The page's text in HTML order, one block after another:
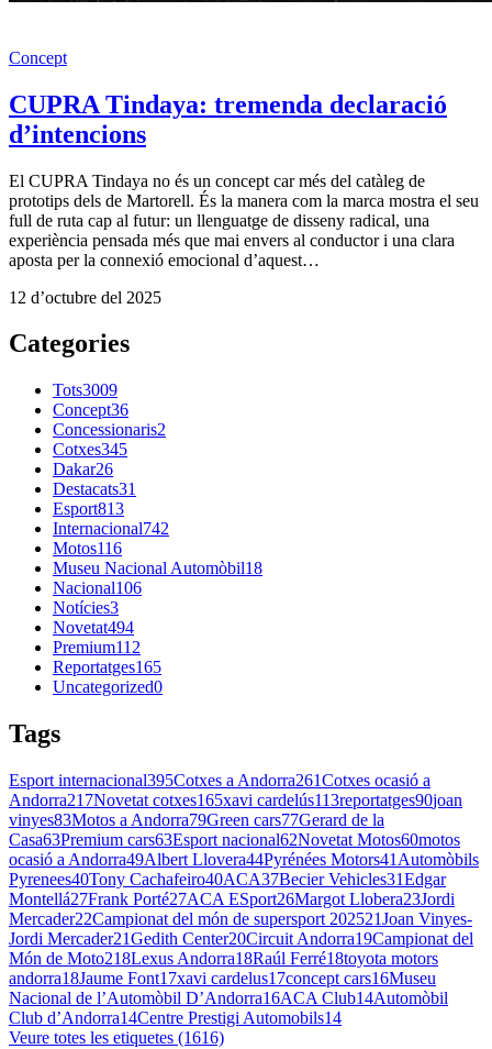
Concept
CUPRA Tindaya: tremenda declaració
d’intencions
El CUPRA Tindaya no és un concept car més del catàleg de
prototips dels de Martorell. És la manera com la marca mostra el seu
full de ruta cap al futur: un llenguatge de disseny radical, una
experiència pensada més que mai envers al conductor i una clara
aposta per la connexió emocional d’aquest…
12 d’octubre del 2025
Categories
Tots3009
Concept36
Concessionaris2
Cotxes345
Dakar26
Destacats31
Esport813
Internacional742
Motos116
Museu Nacional Automòbil18
Nacional106
Notícies3
Novetat494
Premium112
Reportatges165
Uncategorized0
Tags
Esport internacional395Cotxes a Andorra261Cotxes ocasió a
Andorra217Novetat cotxes165xavi cardelús113reportatges90joan
vinyes83Motos a Andorra79Green cars77Gerard de la
Casa63Premium cars63Esport nacional62Novetat Motos60motos
ocasió a Andorra49Albert Llovera44Pyrénées Motors41 Automòbils
Pyrenees40Tony Cachafeiro40ACA37Becier Vehicles31Edgar
Montellá27Frank Porté27ACA ESport26Margot Llobera23Jordi
Mercader22Campionat del món de supersport 202521Joan Vinyes-
Jordi Mercader21Gedith Center20Circuit Andorra19Campionat del
Món de Moto218Lexus Andorra18Raúl Ferré18toyota motors
andorra18Jaume Font17xavi cardelus17concept cars16Museu
Nacional de l’Automòbil D’Andorra16ACA Club14Automòbil
Club d’Andorra14Centre Prestigi Automobils14
Veure totes les etiquetes (1616)